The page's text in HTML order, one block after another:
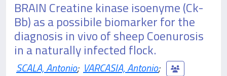
BRAIN Creatine kinase isoenyme (Ck-
Bb) as a possibile biomarker for the
diagnosis in vivo of sheep Coenurosis
in a naturally infected flock.
SCALA, Antonio; VARCASIA, Antonio;